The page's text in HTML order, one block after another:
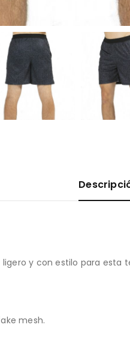
y con estilo para esta
mesh.